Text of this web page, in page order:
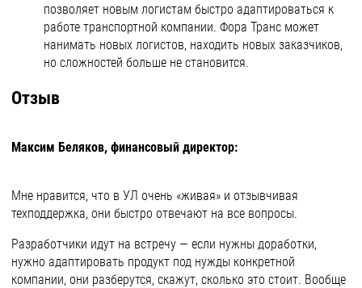
позволяет новым логистам быстро адаптироваться к
работе транспортной компании. Фора Транс может
нанимать новых логистов, находить новых заказчиков,
но сложностей больше не становится.
Отзыв
Максим Беляков, финансовый директор:
Мне нравится, что в УЛ очень «живая» и отзывчивая
техподдержка, они быстро отвечают на все вопросы.
Разработчики идут на встречу — если нужны доработки,
нужно адаптировать продукт под нужды конкретной
компании, они разберутся, скажут, сколько это стоит. Вообще